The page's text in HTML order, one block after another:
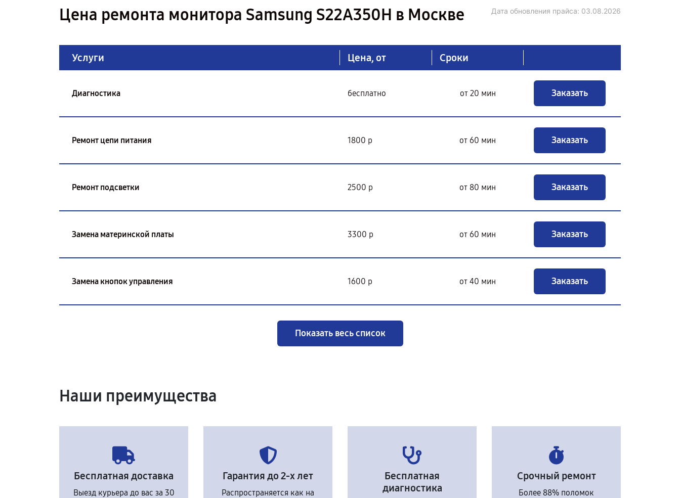
Цена ремонта монитора Samsung S22A350H в Москве Дата обновления прайса: 03.08.2026
Услуги Цена, от Сроки
Диагностика бесплатно от 20 мин Заказать
Ремонт цепи питания 1800 р от 60 мин Заказать
Ремонт подсветки 2500 р от 80 мин Заказать
Замена материнской платы 3300 р от 60 мин Заказать
Замена кнопок управления 1600 р от 40 мин Заказать
Показать весь список
Наши преимущества
Бесплатная доставка
Выезд курьера до вас за 30
Гарантия до 2-х лет
Распространяется как на
Бесплатная
диагностика
Срочный ремонт
Более 88% поломок